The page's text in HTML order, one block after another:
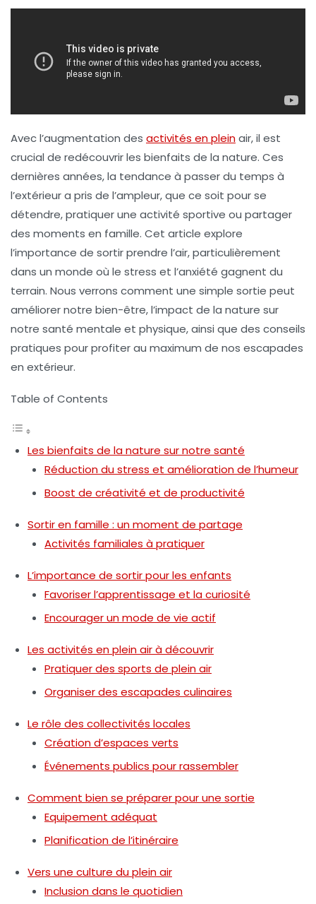
Avec l’augmentation des activités en pleinair, il est
crucial de redécouvrir les bienfaits de la nature. Ces
dernières années, la tendance à passer du temps à
l’extérieur a pris de l’ampleur, que ce soit pour se
détendre, pratiquer une activité sportive ou partager
des moments en famille. Cet article explore
l’importance de sortir prendre l’air, particulièrement
dans un monde où le stress et l’anxiété gagnent du
terrain. Nous verrons comment une simple sortie peut
améliorer notre bien-être, l’impact de la nature sur
notre santé mentale et physique, ainsi que des conseils
pratiques pour profiter au maximum de nos escapades
en extérieur.
Table of Contents
Les bienfaits de la nature sur notre santé
Réduction du stress et amélioration de l’humeur
Boost de créativité et de productivité
Sortir en famille : un moment de partage
Activités familiales à pratiquer
L’importance de sortir pour les enfants
Favoriser l’apprentissage et la curiosité
Encourager un mode de vie actif
Les activités en plein air à découvrir
Pratiquer des sports de plein air
Organiser des escapades culinaires
Le rôle des collectivités locales
Création d’espaces verts
Événements publics pour rassembler
Comment bien se préparer pour une sortie
Equipement adéquat
Planification de l’itinéraire
Vers une culture du plein air
Inclusion dans le quotidien